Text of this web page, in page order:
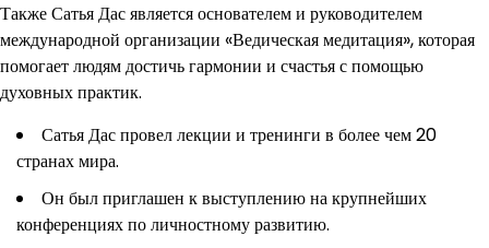
Также Сатья Дас является основателем и руководителем
международной организации «Ведическая медитация», которая
помогает людям достичь гармонии и счастья с помощью
духовных практик.
Сатья Дас провел лекции и тренинги в более чем 20
странах мира.
Он был приглашен к выступлению на крупнейших
конференциях по личностному развитию.